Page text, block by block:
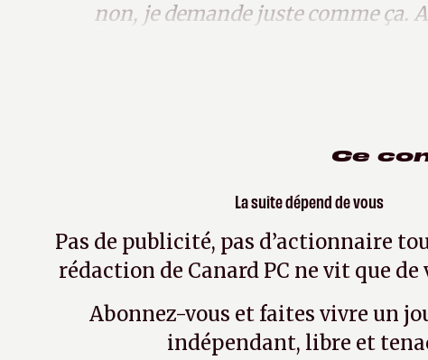
non, je demande juste comme ça.
Ce
La suite dépend de vous
Pas de publicité, pas d’actionnaire
rédaction de Canard PC ne vit que
Abonnez-vous et faites vivre un
indépendant, libre et